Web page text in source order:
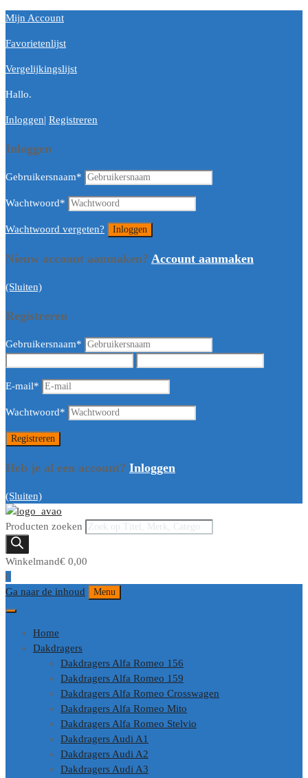
Mijn Account
Favorietenlijst
Vergelijkingslijst
Hallo.
Inloggen| Registreren
Inloggen
Gebruikersnaam*
Wachtwoord*
Wachtwoord vergeten?
Nieuw account aanmaken? Account aanmaken
(Sluiten)
Registreren
Gebruikersnaam*
E-mail*
Wachtwoord*
Heb je al een account? Inloggen
(Sluiten)
Producten zoeken
Winkelmand€ 0,00
0
Ga naar de inhoud
Menu
Home
Dakdragers
Dakdragers Alfa Romeo 156
Dakdragers Alfa Romeo 159
Dakdragers Alfa Romeo Crosswagen
Dakdragers Alfa Romeo Mito
Dakdragers Alfa Romeo Stelvio
Dakdragers Audi A1
Dakdragers Audi A2
Dakdragers Audi A3